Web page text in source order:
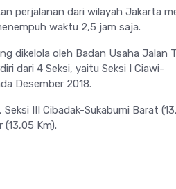
perjalanan dari wilayah Jakarta
waktu 2,5 jam saja.
dikelola oleh Badan Usaha Jalan
dari 4 Seksi, yaitu Seksi I Ciawi-
Desember 2018.
III Cibadak-Sukabumi Barat
Km).